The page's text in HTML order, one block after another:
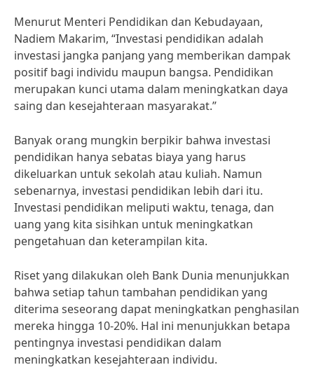
Menurut Menteri Pendidikan dan Kebudayaan,
Nadiem Makarim, “Investasi pendidikan adalah
investasi jangka panjang yang memberikan dampak
positif bagi individu maupun bangsa. Pendidikan
merupakan kunci utama dalam meningkatkan daya
saing dan kesejahteraan masyarakat.”
Banyak orang mungkin berpikir bahwa investasi
pendidikan hanya sebatas biaya yang harus
dikeluarkan untuk sekolah atau kuliah. Namun
sebenarnya, investasi pendidikan lebih dari itu.
Investasi pendidikan meliputi waktu, tenaga, dan
uang yang kita sisihkan untuk meningkatkan
pengetahuan dan keterampilan kita.
Riset yang dilakukan oleh Bank Dunia menunjukkan
bahwa setiap tahun tambahan pendidikan yang
diterima seseorang dapat meningkatkan penghasilan
mereka hingga 10-20%. Hal ini menunjukkan betapa
pentingnya investasi pendidikan dalam
meningkatkan kesejahteraan individu.